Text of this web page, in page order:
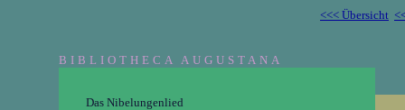
<<< Übersicht
BIBLIOTHECA AUGUSTANA
Das Nibelungenlied